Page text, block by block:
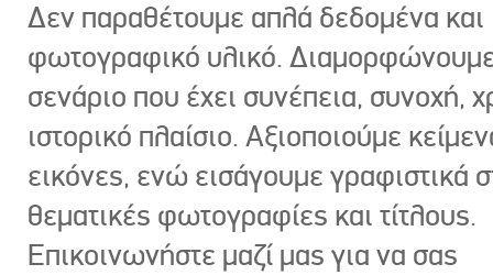
Δεν παραθέτουμε απλά δεδομένα και
φωτογραφικό υλικό.
σενάριο που έχει συνέπεια, συνοχή,
ιστορικό πλαίσιο. Αξιοποιούμε
εικόνες, ενώ εισάγουμε γραφιστικά
θεματικές φωτογραφίες και τίτλους.
Επικοινωνήστε μαζί μας για να σας